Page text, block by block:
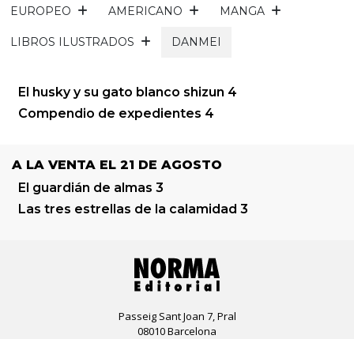
EUROPEO AMERICANO MANGA
LIBROS ILUSTRADOS DANMEI
El husky y su gato blanco shizun 4
Compendio de expedientes 4
A LA VENTA EL 21 DE AGOSTO
El guardián de almas 3
Las tres estrellas de la calamidad 3
Passeig Sant Joan 7, Pral
08010 Barcelona